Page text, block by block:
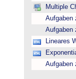
Multiple
Aufgaben
Aufgaben
Lineares
Aufgaben